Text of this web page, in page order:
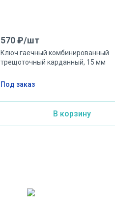
570 ₽/шт
Ключ гаечный комбинированный
трещоточный карданный, 15 мм
Под заказ
В корзину